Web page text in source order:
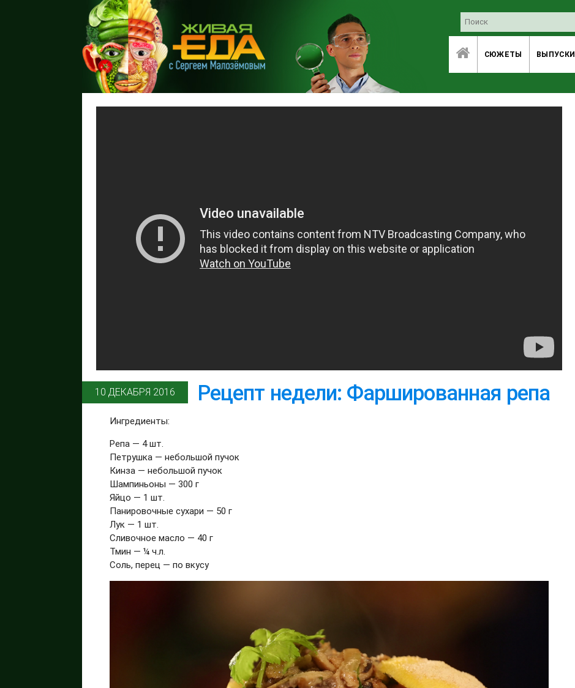
СЮЖЕТЫ ВЫПУСКИ
10 ДЕКАБРЯ 2016 Рецепт недели: Фаршированная репа
Ингредиенты:
Репа — 4 шт.
Петрушка — небольшой пучок
Кинза — небольшой пучок
Шампиньоны — 300 г
Яйцо — 1 шт.
Панировочные сухари — 50 г
Лук — 1 шт.
Сливочное масло — 40 г
Тмин — ¼ ч.л.
Соль, перец — по вкусу